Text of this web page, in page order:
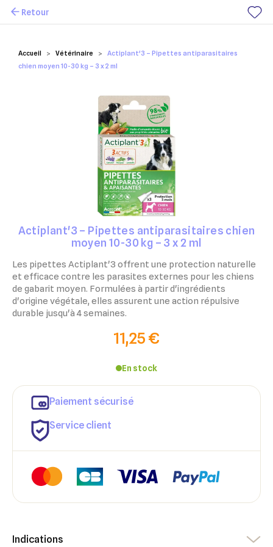
Mes favoris
Accueil Vétérinaire
Actiplant'3 – Pipettes antiparasitaires
chien moyen 10-30 kg – 3 x 2 ml
Retour
Actiplant'3 – Pipettes antiparasitaires chien
moyen 10-30 kg – 3 x 2 ml
Les pipettes Actiplant'3 offrent une protection naturelle
et efficace contre les parasites externes pour les chiens
de gabarit moyen. Formulées à partir d'ingrédients
d'origine végétale, elles assurent une action répulsive
durable jusqu'à 4 semaines.
11,25 €
En stock
Paiement sécurisé
Service client
Indications
Créer une liste d'envies ×
Connexion ×